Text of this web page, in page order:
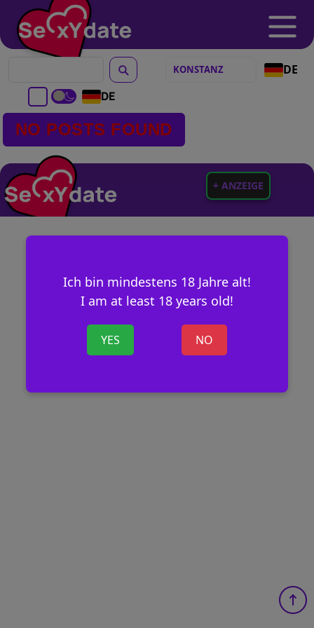
DE
DE
Ich bin mindestens 18 Jahre alt!
I am at least 18 years old!
YES NO
NO POSTS FOUND
+ ANZEIGE